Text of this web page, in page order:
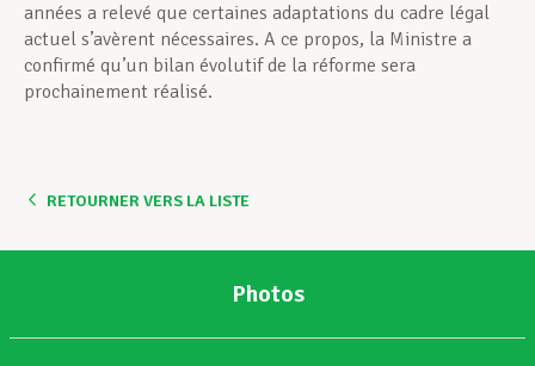
années a relevé que certaines adaptations du cadre légal
actuel s’avèrent nécessaires. A ce propos, la Ministre a
confirmé qu’un bilan évolutif de la réforme sera
prochainement réalisé.
RETOURNER VERS LA LISTE
Photos